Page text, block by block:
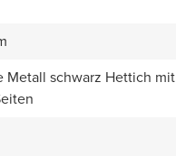
Metall schwarz Hettich mit